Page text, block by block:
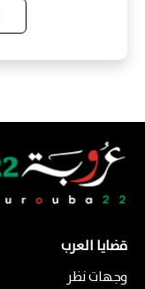
قضايا العرب
وجهات نظر